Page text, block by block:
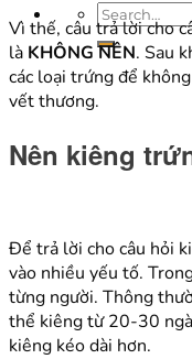
Vì thế, câu trả lời cho
là KHÔNG NÊN. Sau
các loại trứng để
vết thương.
Nên kiêng
Để trả lời cho câu hỏi
vào nhiều yếu tố.
từng người. Thông
thể kiêng từ 20-30
kiêng kéo dài hơn.